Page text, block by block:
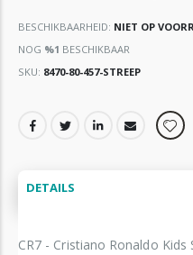
BESCHIKBAARHEID: NIET OP
NOG %1 BESCHIKBAAR
SKU 8470-80-457-STREEP
DETAILS
CR7 - Cristiano Ronaldo Kids